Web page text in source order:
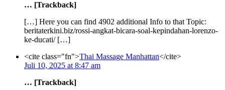
… [Trackback]
[…] Here you can find 4902 additional Info to that Topic:
beritaterkini.biz/rossi-angkat-bicara-soal-kepindahan-lorenzo-
ke-ducati/ […]
<cite class="fn">Thai Massage Manhattan</cite>
Juli 10, 2025 at 8:47 am
… [Trackback]